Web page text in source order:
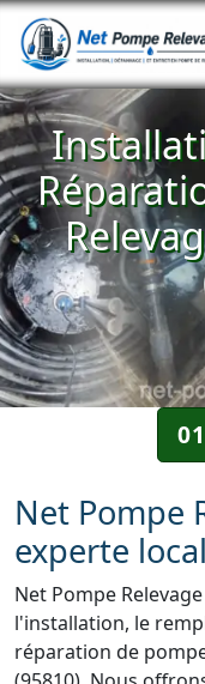
Net Pompe
experte
Net Pompe
l'installation, le
réparation de